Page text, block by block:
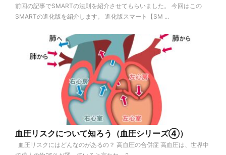
前回の記事でSMARTの法則を紹介させてもらいました。 今回はこの
SMARTの進化版を紹介します。 進化版スマート【SM ...
血圧リスクについて知ろう（血圧シリーズ④）
血圧リスクにはどんなのがあるの？ 高血圧の合併症 高血圧は、世界中